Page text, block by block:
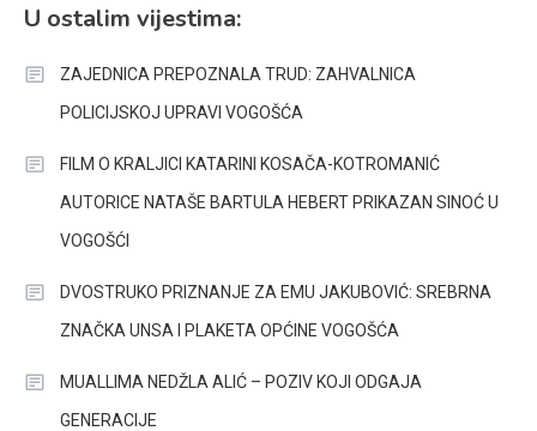
U ostalim vijestima:
ZAJEDNICA PREPOZNALA TRUD: ZAHVALNICA
POLICIJSKOJ UPRAVI VOGOŠĆA
FILM O KRALJICI KATARINI KOSAČA-KOTROMANIĆ
AUTORICE NATAŠE BARTULA HEBERT PRIKAZAN SINOĆ U
VOGOŠĆI
DVOSTRUKO PRIZNANJE ZA EMU JAKUBOVIĆ: SREBRNA
ZNAČKA UNSA I PLAKETA OPĆINE VOGOŠĆA
MUALLIMA NEDŽLA ALIĆ – POZIV KOJI ODGAJA
GENERACIJE